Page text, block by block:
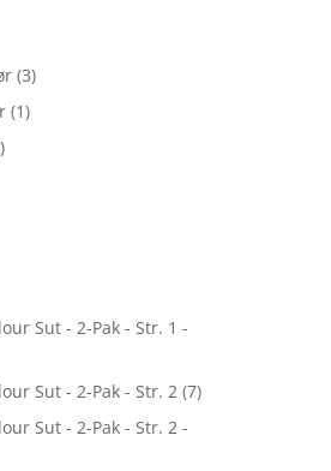
(3)
(1)
Sut - 2-Pak - Str. 1 -
Sut - 2-Pak - Str. 2 (7)
Sut - 2-Pak - Str. 2 -